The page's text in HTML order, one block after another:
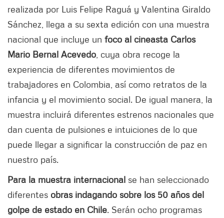
realizada por Luis Felipe Raguá y Valentina Giraldo
Sánchez, llega a su sexta edición con una muestra
nacional que incluye un foco al cineasta Carlos
Mario Bernal Acevedo , cuya obra recoge la
experiencia de diferentes movimientos de
trabajadores en Colombia, así como retratos de la
infancia y el movimiento social. De igual manera, la
muestra incluirá diferentes estrenos nacionales que
dan cuenta de pulsiones e intuiciones de lo que
puede llegar a significar la construcción de paz en
nuestro país.
Para la muestra internacional se han seleccionado
diferentes obras indagando sobre los 50 años del
golpe de estado en Chile. Serán ocho programas